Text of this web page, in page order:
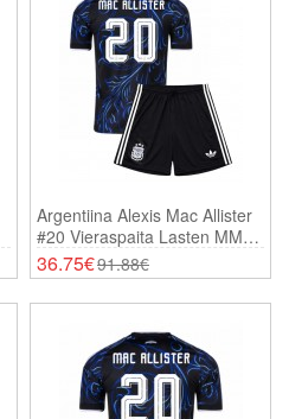
Argentiina Alexis Mac Allister
#20 Vieraspaita Lasten MM-
Kisat 2026 Lyhythihainen (+
Shortsit)
36.75€91.88€